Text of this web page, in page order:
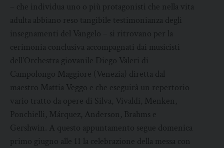
– che individua uno o più protagonisti che nella vita
adulta abbiano reso tangibile testimonianza degli
insegnamenti del Vangelo – si ritrovano per la
cerimonia conclusiva accompagnati dai musicisti
dell’Orchestra giovanile Diego Valeri di
Campolongo Maggiore (Venezia) diretta dal
maestro Mattia Veggo e che eseguirà un repertorio
vario tratto da opere di Silva, Vivaldi, Menken,
Ponchielli, Márquez, Anderson, Brahms e
Gershwin. A questo appuntamento segue domenica
primo giugno alle 11 la celebrazione della messa con